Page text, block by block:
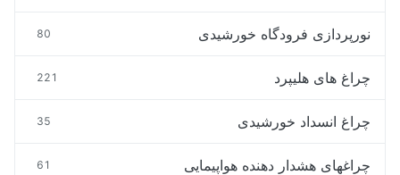
نورپردازی فرودگاه خورشیدی 80
چراغ های هلیپرد 221
چراغ انسداد خورشیدی 35
چراغهای هشدار دهنده هواپیمایی 61